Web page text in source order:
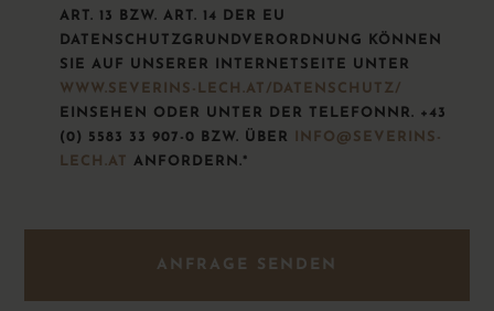
ART. 13 BZW. ART. 14 DER EU
DATENSCHUTZGRUNDVERORDNUNG KÖNNEN
SIE AUF UNSERER INTERNETSEITE UNTER
WWW.SEVERINS-LECH.AT/DATENSCHUTZ/
EINSEHEN ODER UNTER DER TELEFONNR. +43
(0) 5583 33 907-0 BZW. ÜBER
INFO@SEVERINS-
LECH.AT ANFORDERN.*